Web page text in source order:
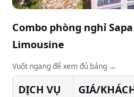
Combo phòng nghỉ
Limousine
Vuốt ngang để xem đủ bảng →
DỊCH VỤ GIÁ/